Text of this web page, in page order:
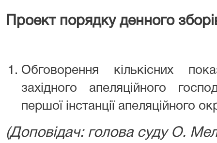
Проект порядку денного
Обговорення кількісних
західного апеляційного
першої інстанції апеляційного
(Доповідач: голова суду О.